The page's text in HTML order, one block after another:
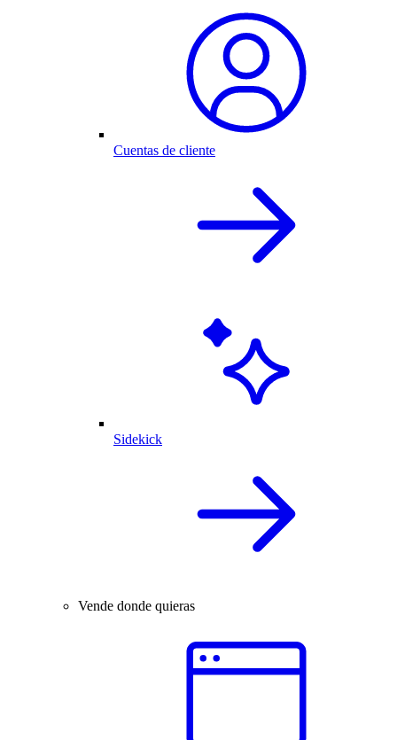
Cuentas de cliente
Sidekick
Vende donde quieras